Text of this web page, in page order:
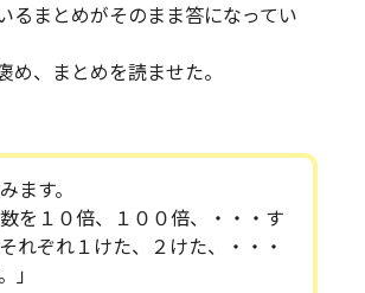
るまとめがそのまま答になってい
め、まとめを読ませた。
ます。
数を１０倍、１００倍、・・・す
れぞれ１けた、２けた、・・・
」